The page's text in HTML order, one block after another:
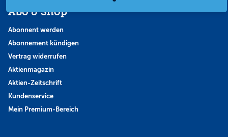
Abo & Shop
Abonnent werden
Abonnement kündigen
Vertrag widerrufen
Aktienmagazin
Aktien-Zeitschrift
Kundenservice
Mein Premium-Bereich